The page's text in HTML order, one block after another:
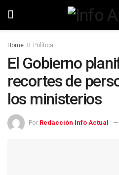
Home Política
El Gobierno
recortes de
los ministerios
Por Redacción Info Actual